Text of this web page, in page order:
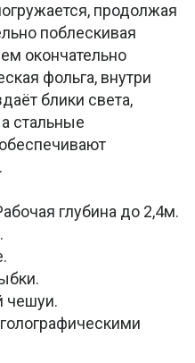
продолжая
поблескивая
окончательно
фольга, внутри
блики света,
стальные
глубина до 2,4м.
чешуи.